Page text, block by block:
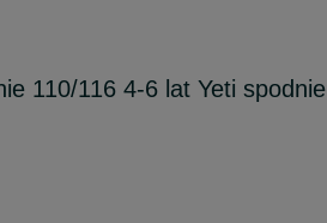
110/116 4-6 lat Yeti spodnie